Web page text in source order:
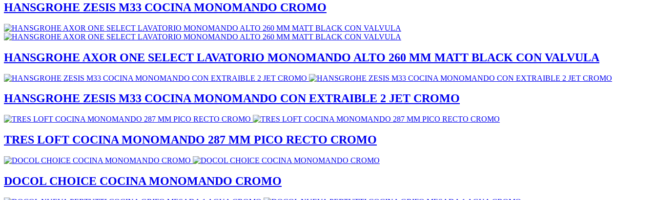
HANSGROHE ZESIS M33 COCINA MONOMANDO CROMO
HANSGROHE AXOR ONE SELECT LAVATORIO MONOMANDO ALTO 260 MM MATT BLACK CON VALVULA
HANSGROHE ZESIS M33 COCINA MONOMANDO CON EXTRAIBLE 2 JET CROMO
TRES LOFT COCINA MONOMANDO 287 MM PICO RECTO CROMO
DOCOL CHOICE COCINA MONOMANDO CROMO